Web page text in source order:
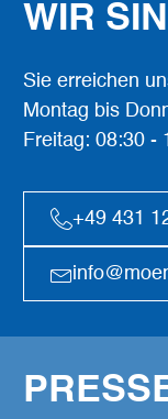
WIR
Sie erreichen
Montag bis
Freitag: 08:30 -
+49 431